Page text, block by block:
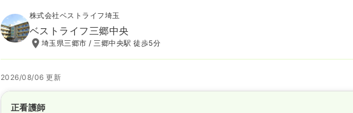
株式会社ベストライフ埼玉
ベストライフ三郷中央
埼玉県三郷市 / 三郷中央駅 徒歩5分
2026/08/06 更新
正看護師